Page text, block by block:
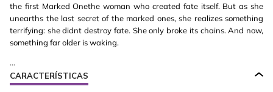
the first Marked Onethe woman who created fate itself. But as she
unearths the last secret of the marked ones, she realizes something
terrifying: she didnt destroy fate. She only broke its chains. And now,
something far older is waking.
...
CARACTERÍSTICAS